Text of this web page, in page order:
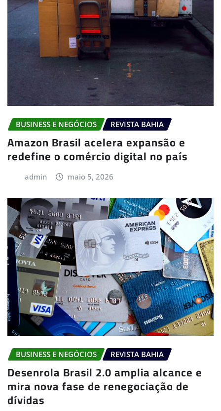
BUSINESS E NEGÓCIOS REVISTA BAHIA
Amazon Brasil acelera expansão e
redefine o comércio digital no país
admin maio 5, 2026
BUSINESS E NEGÓCIOS REVISTA BAHIA
Desenrola Brasil 2.0 amplia alcance e
mira nova fase de renegociação de
dívidas